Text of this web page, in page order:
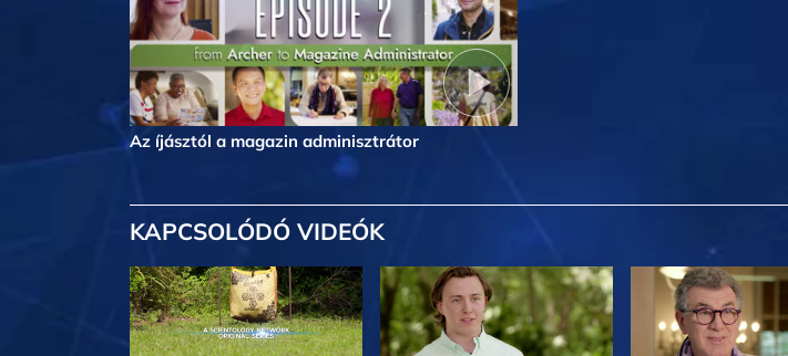
Az íjásztól a magazin adminisztrátor
KAPCSOLÓDÓ VIDEÓK